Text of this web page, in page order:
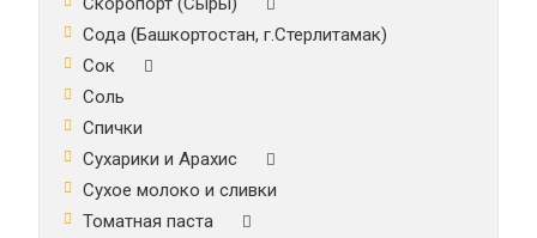
Сода (Башкортостан, г.Стерлитамак)
Сок
Соль
Спички
Сухарики и Арахис
Сухое молоко и сливки
Томатная паста